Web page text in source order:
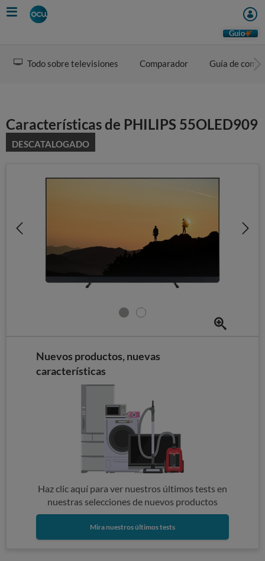
Skip
to
Guio
Todo sobre televisiones Comparador Guía de
Características de PHILIPS 55OLED909
DESCATALOGADO
Nuevos productos, nuevas
características
Haz clic aquí para ver nuestros últimos tests en
nuestras selecciones de nuevos productos
Mira nuestros últimos tests